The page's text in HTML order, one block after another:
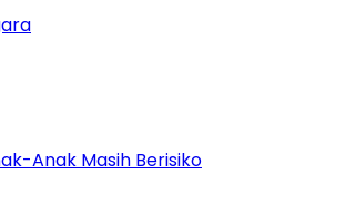
Anak Masih Berisiko